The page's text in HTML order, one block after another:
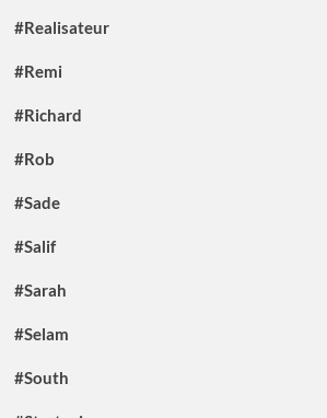
#Realisateur
#Remi
#Richard
#Rob
#Sade
#Salif
#Sarah
#Selam
#South